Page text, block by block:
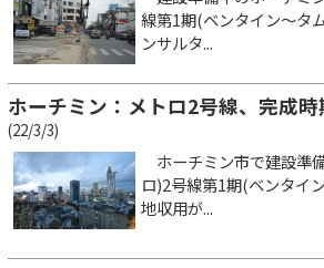
線第1期(ベンタイン～タ
ンサルタ...
ホーチミン：メトロ2号線、完成
(22/3/3)
ホーチミン市で建設準
ロ)2号線第1期(ベンタイ
地収用が...